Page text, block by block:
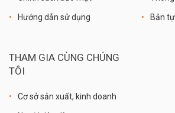
Hướng dẫn sử dụng Bản
THAM GIA CÙNG CHÚNG
TÔI
Cơ sở sản xuất, kinh doanh